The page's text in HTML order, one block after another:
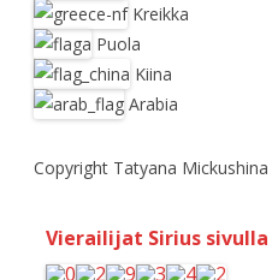
Kreikka
Puola
Kiina
Arabia
Copyright Tatyana Mickushina
Vierailijat Sirius sivulla